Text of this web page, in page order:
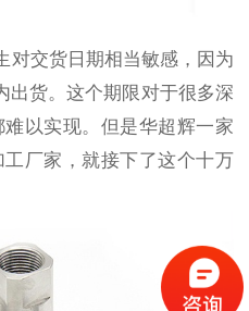
对交货日期相当敏感，因为
出货。这个期限对于很多深
以实现。但是华超辉一家
厂家，就接下了这个十万